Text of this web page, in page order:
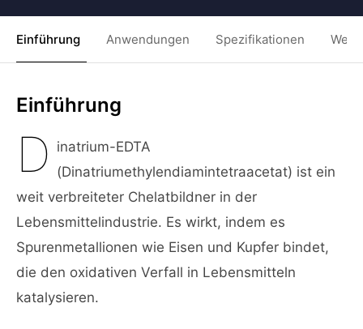
Einführung Anwendungen Spezifikationen
Einführung
D inatrium-EDTA
(Dinatriumethylendiamintetraacetat) ist ein
weit verbreiteter Chelatbildner in der
Lebensmittelindustrie. Es wirkt, indem es
Spurenmetallionen wie Eisen und Kupfer bindet,
die den oxidativen Verfall in Lebensmitteln
katalysieren.